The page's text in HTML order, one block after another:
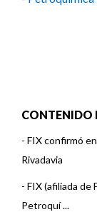
CONTENIDO
- FIX confirmó
Rivadavia
- FIX (afiliada de
Petroquí ...